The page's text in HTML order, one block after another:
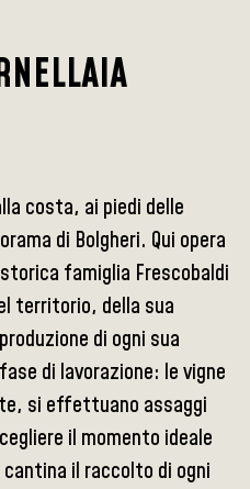
costa, ai piedi delle
di Bolgheri. Qui opera
famiglia Frescobaldi
territorio, della sua
di ogni sua
di lavorazione: le vigne
si effettuano assaggi
il momento ideale
cantina il raccolto di ogni